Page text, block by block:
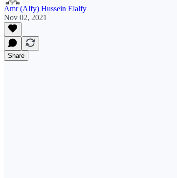
Amr (Alfy) Hussein Elalfy
Nov 02, 2021
Share